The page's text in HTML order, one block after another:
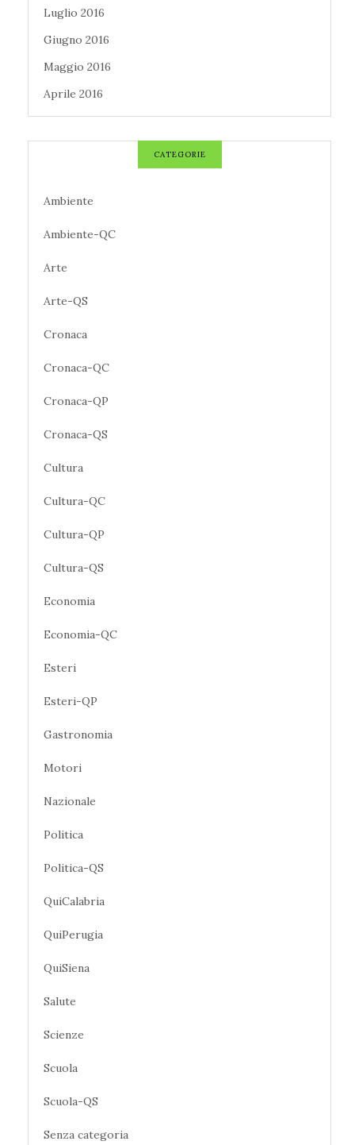
Luglio 2016
Giugno 2016
Maggio 2016
Aprile 2016
CATEGORIE
Ambiente
Ambiente-QC
Arte
Arte-QS
Cronaca
Cronaca-QC
Cronaca-QP
Cronaca-QS
Cultura
Cultura-QC
Cultura-QP
Cultura-QS
Economia
Economia-QC
Esteri
Esteri-QP
Gastronomia
Motori
Nazionale
Politica
Politica-QS
QuiCalabria
QuiPerugia
QuiSiena
Salute
Scienze
Scuola
Scuola-QS
Senza categoria